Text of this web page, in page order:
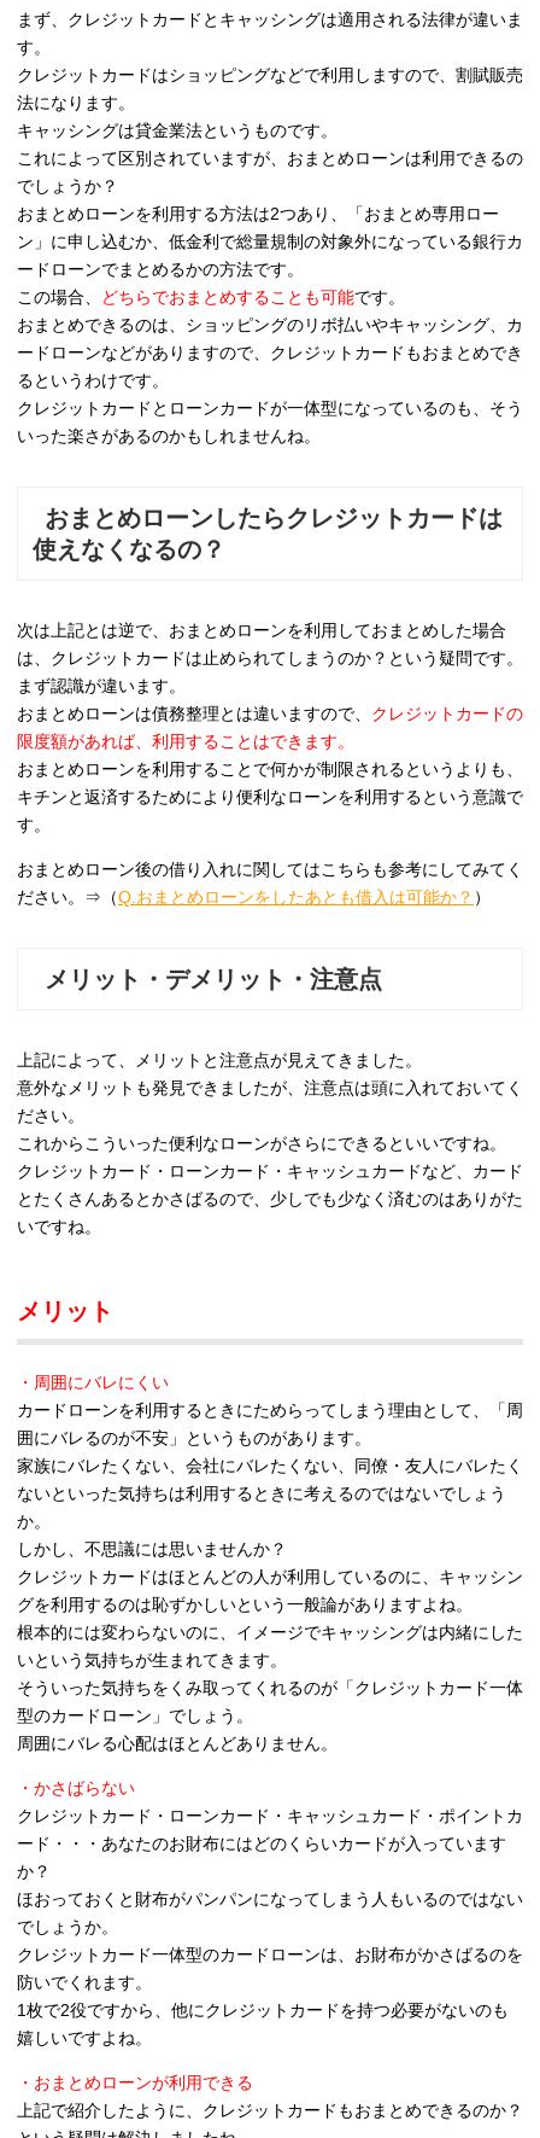
まず、クレジットカードとキャッシングは適用される法律が違いま
す。
クレジットカードはショッピングなどで利用しますので、割賦販売
法になります。
キャッシングは貸金業法というものです。
これによって区別されていますが、おまとめローンは利用できるの
でしょうか？
おまとめローンを利用する方法は2つあり、「おまとめ専用ロー
ン」に申し込むか、低金利で総量規制の対象外になっている銀行カ
ードローンでまとめるかの方法です。
この場合、
どちらでおまとめすることも可能です。
おまとめできるのは、ショッピングのリボ払いやキャッシング、カ
ードローンなどがありますので、クレジットカードもおまとめでき
るというわけです。
クレジットカードとローンカードが一体型になっているのも、そう
いった楽さがあるのかもしれませんね。
おまとめローンしたらクレジットカードは
使えなくなるの？
次は上記とは逆で、おまとめローンを利用しておまとめした場合
は、クレジットカードは止められてしまうのか？という疑問です。
まず認識が違います。
おまとめローンは債務整理とは違いますので、 クレジットカードの
限度額があれば、利用することはできます。
おまとめローンを利用することで何かが制限されるというよりも、
キチンと返済するためにより便利なローンを利用するという意識で
す。
おまとめローン後の借り入れに関してはこちらも参考にしてみてく
ださい。⇒（Q.おまとめローンをしたあとも借入は可能か？ ）
メリット・デメリット・注意点
上記によって、メリットと注意点が見えてきました。
意外なメリットも発見できましたが、注意点は頭に入れておいてく
ださい。
これからこういった便利なローンがさらにできるといいですね。
クレジットカード・ローンカード・キャッシュカードなど、カード
とたくさんあるとかさばるので、少しでも少なく済むのはありがた
いですね。
メリット
・周囲にバレにくい
カードローンを利用するときにためらってしまう理由として、「周
囲にバレるのが不安」というものがあります。
家族にバレたくない、会社にバレたくない、同僚・友人にバレたく
ないといった気持ちは利用するときに考えるのではないでしょう
か。
しかし、不思議には思いませんか？
クレジットカードはほとんどの人が利用しているのに、キャッシン
グを利用するのは恥ずかしいという一般論がありますよね。
根本的には変わらないのに、イメージでキャッシングは内緒にした
いという気持ちが生まれてきます。
そういった気持ちをくみ取ってくれるのが「クレジットカード一体
型のカードローン」でしょう。
周囲にバレる心配はほとんどありません。
・かさばらない
クレジットカード・ローンカード・キャッシュカード・ポイントカ
ード・・・あなたのお財布にはどのくらいカードが入っています
か？
ほおっておくと財布がパンパンになってしまう人もいるのではない
でしょうか。
クレジットカード一体型のカードローンは、お財布がかさばるのを
防いでくれます。
1枚で2役ですから、他にクレジットカードを持つ必要がないのも
嬉しいですよね。
・おまとめローンが利用できる
上記で紹介したように、クレジットカードもおまとめできるのか？